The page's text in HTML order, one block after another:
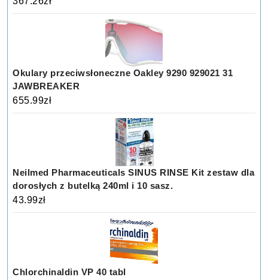
Okulary przeciwsłoneczne Oakley 9290 929021 31
JAWBREAKER
655.99zł
Neilmed Pharmaceuticals SINUS RINSE Kit zestaw dla
dorosłych z butelką 240ml i 10 sasz.
43.99zł
Chlorchinaldin VP 40 tabl